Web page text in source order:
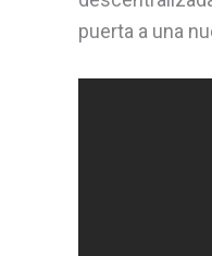
puerta a una